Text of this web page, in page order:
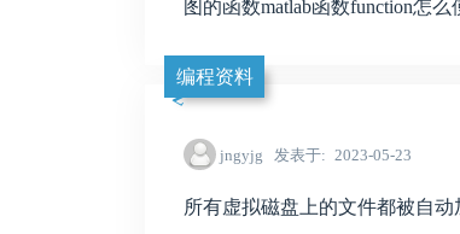
图的函数matlab函数function怎么
编程资料
jngyjg 发表于 2023-05-23
所有虚拟磁盘上的文件都被自